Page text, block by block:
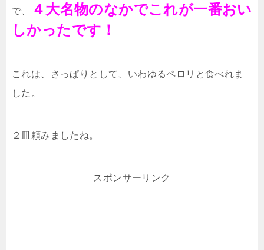
で、
４大名物のなかでこれが一番おい
しかったです！
これは、さっぱりとして、いわゆるペロリと食べれま
した。
２皿頼みましたね。
スポンサーリンク